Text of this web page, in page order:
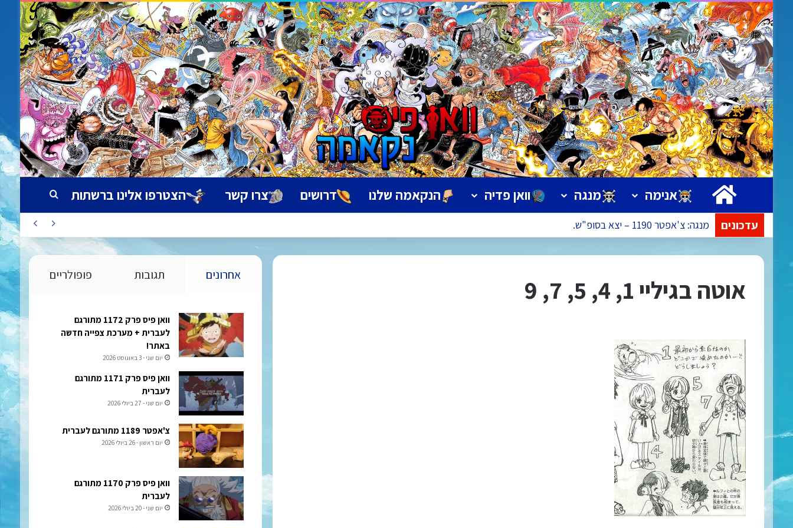
ראשי אנימה מנגה וואן פדיה הנקאמה שלנו דרושים צרו קשר הצטרפו אלינו ברשתות חיפוש עבור
עדכונים מנגה: צ'אפטר 1190 – יצא בסופ"ש.
אוטה בגיליי 1, 4, 5, 7, 9 אחרונים תגובות פופולריים
וואן פיס פרק 1172 מתורגם
לעברית + מערכת צפייה חדשה
באתר!
יום שני - 3 באוגוסט 2026
וואן פיס פרק 1171 מתורגם
לעברית
יום שני - 27 ביולי 2026
צ'אפטר 1189 מתורגם לעברית
יום ראשון - 26 ביולי 2026
וואן פיס פרק 1170 מתורגם
לעברית
יום שני - 20 ביולי 2026